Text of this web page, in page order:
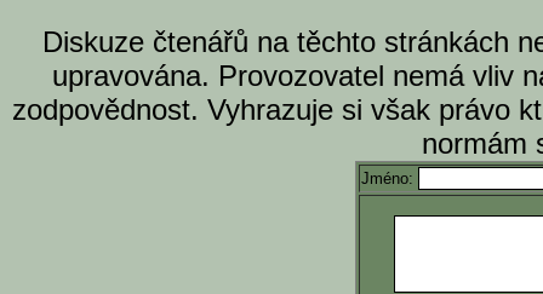
Diskuze čtenářů na těchto stránkách
upravována. Provozovatel nemá vliv
zodpovědnost. Vyhrazuje si však právo
normám
Jméno: